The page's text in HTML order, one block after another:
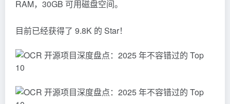
RAM，30GB 可用磁盘空间。
目前已经获得了 9.8K 的 Star！